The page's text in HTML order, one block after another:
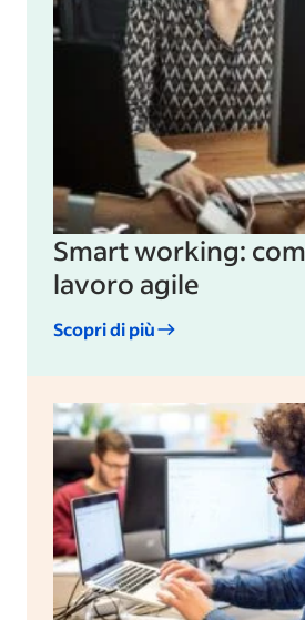
Smart working:
lavoro agile
Scopri di più